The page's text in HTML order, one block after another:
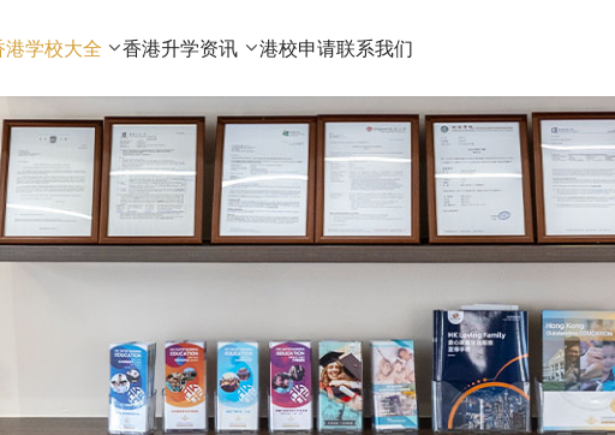
港学校大全 香港升学资讯 港校申请联系我们